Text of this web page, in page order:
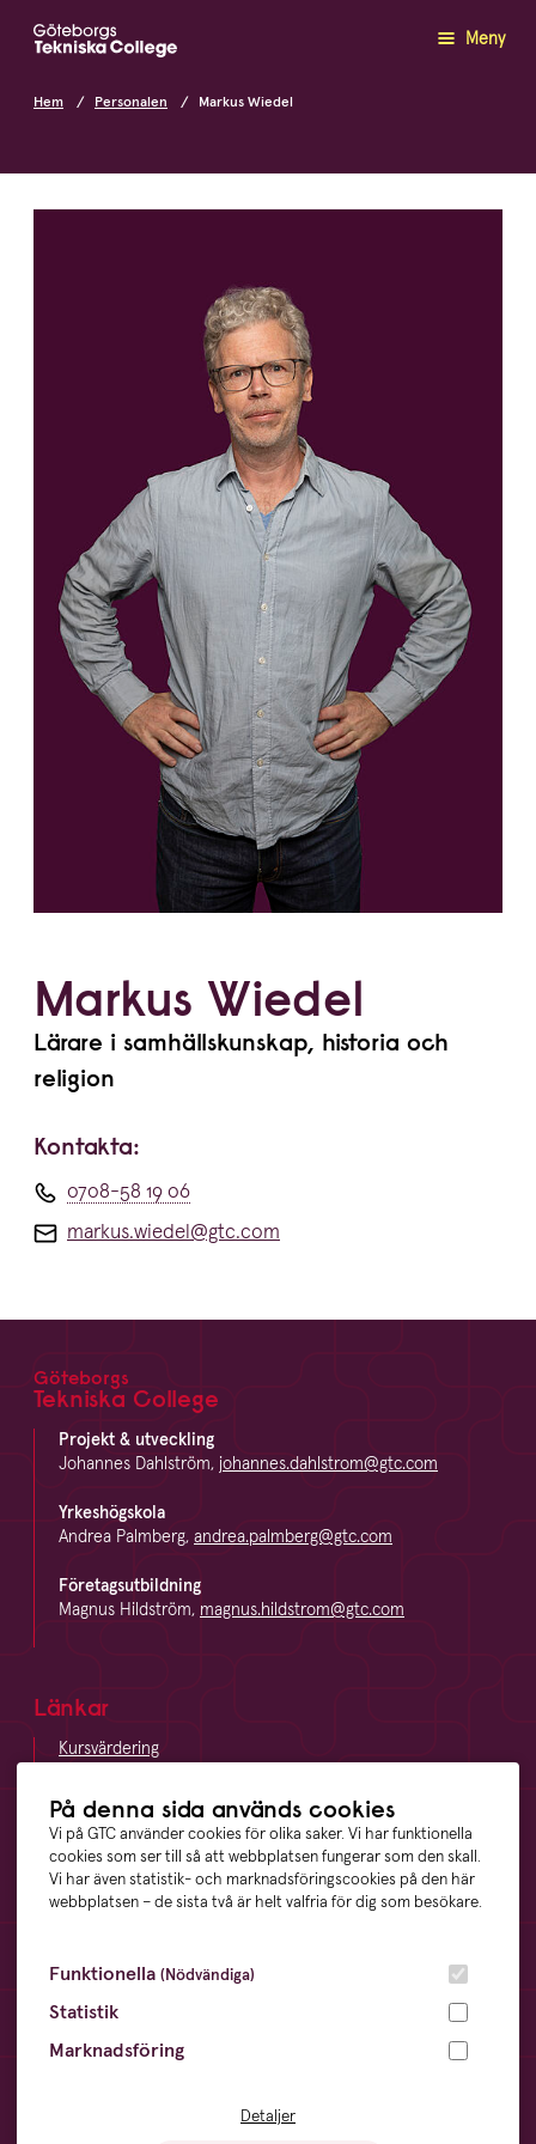
På denna sida används cookies
Vi på GTC använder cookies för olika saker. Vi har funktionella
cookies som ser till så att webbplatsen fungerar som den skall.
Vi har även statistik- och marknadsföringscookies på den här
webbplatsen – de sista två är helt valfria för dig som besökare.
Funktionella (Nödvändiga)
Statistik
Marknadsföring
Detaljer
Meny
Hem Personalen Markus Wiedel
Markus Wiedel
Lärare i samhällskunskap, historia och
religion
Kontakta:
0708-58 19 06
markus.wiedel@gtc.com
Footer
Göteborgs
Tekniska College
Projekt & utveckling
Johannes Dahlström, johannes.dahlstrom@gtc.com
Yrkeshögskola
Andrea Palmberg, andrea.palmberg@gtc.com
Företagsutbildning
Magnus Hildström, magnus.hildstrom@gtc.com
Länkar
Kursvärdering
Vägbeskrivning
Visselblåsning
Våra ägare
Övrigt
Dataskyddsförordningen- din digitala integritet